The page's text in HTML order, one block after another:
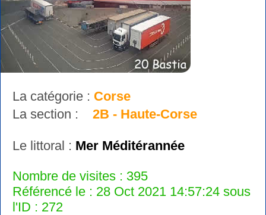
La catégorie : Corse
La section : 2B - Haute-Corse
Le littoral : Mer Méditérannée
Nombre de visites : 395
Référencé le : 28 Oct 2021 14:57:24 sous
l'ID : 272